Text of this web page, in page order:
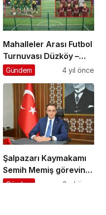
Mahalleler Arası Futbol
Turnuvası Düzköy –
Simenli final maçıyla
Gündem 4 yıl önce
Şalpazarı Kaymakamı
Semih Memiş görevine
başladı
Gündem 3 yıl önce